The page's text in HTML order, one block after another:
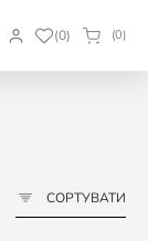
(0) (0)
СОРТУВАТИ